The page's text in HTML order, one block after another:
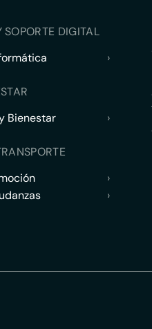
SOPORTE DIGITAL
›
Bienestar
›
›
›